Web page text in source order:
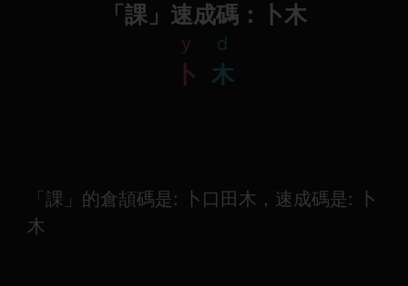
「課」速成碼：卜木
y
卜
d
木
「課」的倉頡碼是: 卜口田木，速成碼是: 卜
木